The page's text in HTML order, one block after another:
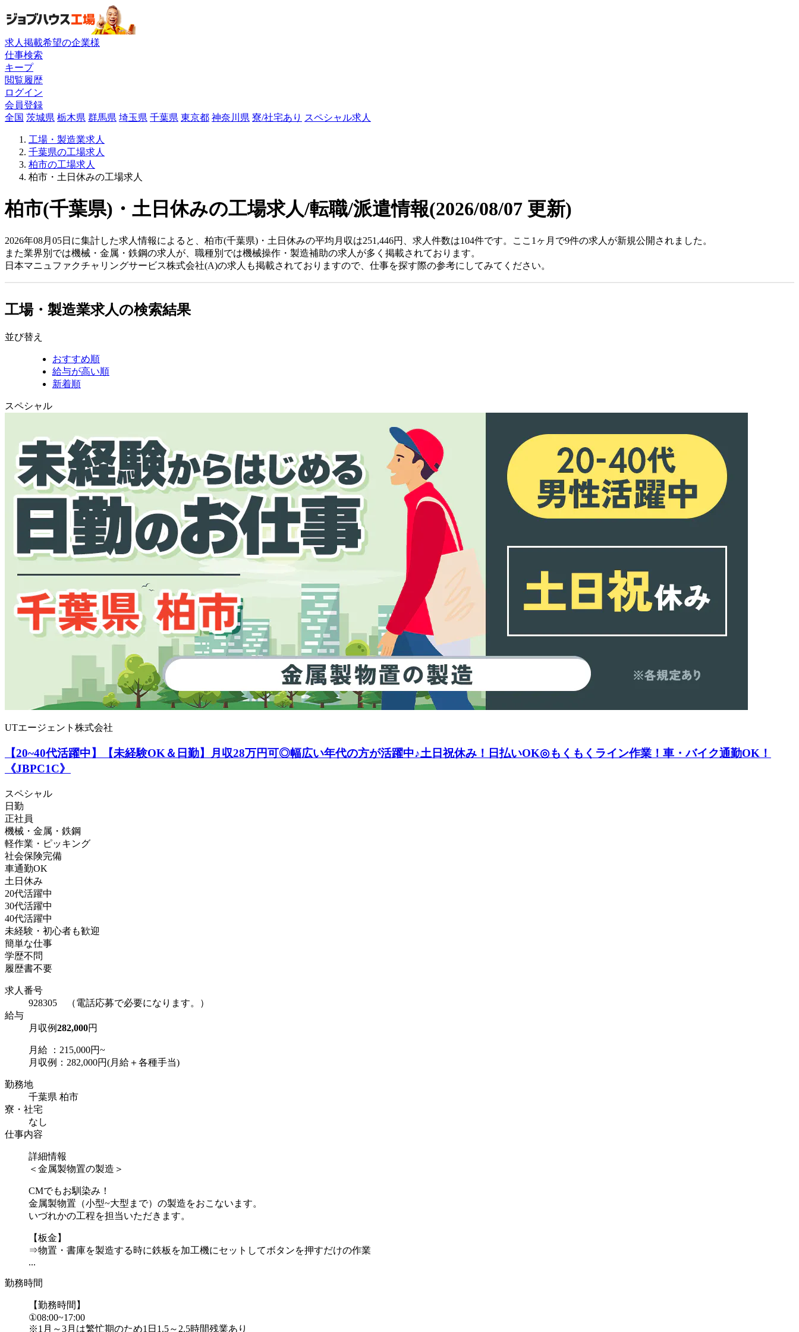
求人掲載希望の企業様
仕事検索
キープ
閲覧履歴
ログイン
会員登録
全国 茨城県 栃木県 群馬県 埼玉県 千葉県 東京都 神奈川県 寮/社宅あり スペシャル求人
工場・製造業求人
千葉県の工場求人
柏市の工場求人
柏市・土日休みの工場求人
柏市(千葉県)・土日休みの工場求人/転職/派遣情報(2026/08/07 更新)
2026年08月05日に集計した求人情報によると、柏市(千葉県)・土日休みの平均月収は251,446円、求人件数は104件です。ここ1ヶ月で9件の求人が新規公開されました。
また業界別では機械・金属・鉄鋼の求人が、職種別では機械操作・製造補助の求人が多く掲載されております。
日本マニュファクチャリングサービス株式会社(A)の求人も掲載されておりますので、仕事を探す際の参考にしてみてください。
工場・製造業求人の検索結果
並び替え
おすすめ順
給与が高い順
新着順
スペシャル
UTエージェント株式会社
【20~40代活躍中】【未経験OK＆日勤】月収28万円可◎幅広い年代の方が活躍中♪土日祝休み！日払いOK◎もくもくライン作業！車・バイク通勤OK！
《JBPC1C》
スペシャル
日勤
正社員
機械・金属・鉄鋼
軽作業・ピッキング
社会保険完備
車通勤OK
土日休み
20代活躍中
30代活躍中
40代活躍中
未経験・初心者も歓迎
簡単な仕事
学歴不問
履歴書不要
求人番号
928305 （電話応募で必要になります。）
給与
月収例282,000円
月給 ：215,000円~
月収例：282,000円(月給＋各種手当)
勤務地
千葉県 柏市
寮・社宅
なし
仕事内容
詳細情報
＜金属製物置の製造＞
CMでもお馴染み！
金属製物置（小型~大型まで）の製造をおこないます。
いづれかの工程を担当いただきます。
【板金】
⇒物置・書庫を製造する時に鉄板を加工機にセットしてボタンを押すだけの作業
...
勤務時間
【勤務時間】
①08:00~17:00
※1月～3月は繁忙期のため1日1.5～2.5時間残業あり